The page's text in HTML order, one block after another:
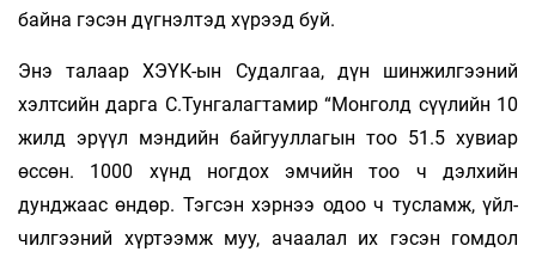
байна гэсэн дүгнэлтэд хүрээд буй.
Энэ талаар ХЭҮК-ын Судалгаа, дүн шинжилгээний
хэлтсийн дарга С.Тунгалагтамир “Монголд сүүлийн 10
жилд эрүүл мэндийн байгууллагын тоо 51.5 хувиар
өссөн. 1000 хүнд ногдох эмчийн тоо ч дэлхийн
дунджаас өндөр. Тэгсэн хэрнээ одоо ч тусламж, үйл­
чилгээний хүртээмж муу, ачаалал их гэсэн гомдол